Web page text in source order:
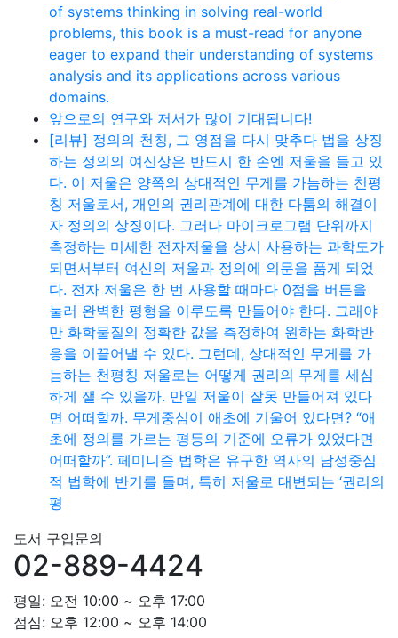
of systems thinking in solving real-world
problems, this book is a must-read for anyone
eager to expand their understanding of systems
analysis and its applications across various
domains.
앞으로의 연구와 저서가 많이 기대됩니다!
[리뷰] 정의의 천칭, 그 영점을 다시 맞추다 법을 상징
하는 정의의 여신상은 반드시 한 손엔 저울을 들고 있
다. 이 저울은 양쪽의 상대적인 무게를 가늠하는 천평
칭 저울로서, 개인의 권리관계에 대한 다툼의 해결이
자 정의의 상징이다. 그러나 마이크로그램 단위까지
측정하는 미세한 전자저울을 상시 사용하는 과학도가
되면서부터 여신의 저울과 정의에 의문을 품게 되었
다. 전자 저울은 한 번 사용할 때마다 0점을 버튼을
눌러 완벽한 평형을 이루도록 만들어야 한다. 그래야
만 화학물질의 정확한 값을 측정하여 원하는 화학반
응을 이끌어낼 수 있다. 그런데, 상대적인 무게를 가
늠하는 천평칭 저울로는 어떻게 권리의 무게를 세심
하게 잴 수 있을까. 만일 저울이 잘못 만들어져 있다
면 어떠할까. 무게중심이 애초에 기울어 있다면? “애
초에 정의를 가르는 평등의 기준에 오류가 있었다면
어떠할까”. 페미니즘 법학은 유구한 역사의 남성중심
적 법학에 반기를 들며, 특히 저울로 대변되는 ‘권리의
평
도서 구입문의
02-889-4424
평일: 오전 10:00 ~ 오후 17:00
점심: 오후 12:00 ~ 오후 14:00